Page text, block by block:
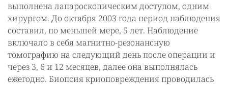
выполнена лапароскопическим доступом, одним
хирургом. До октября 2003 года период наблюдения
составил, по меньшей мере, 5 лет. Наблюдение
включало в себя магнитно-резонансную
томографию на следующий день после операции и
через 3, 6 и 12 месяцев, далее она выполнялась
ежегодно. Биопсия криоповреждения проводилась